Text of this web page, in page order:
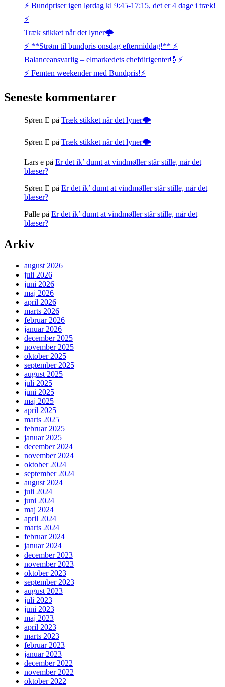
⚡️ Bundpriser igen lørdag kl 9:45-17:15, det er 4 dage i træk!
⚡️
Træk stikket når det lyner🌩️
⚡️ **Strøm til bundpris onsdag eftermiddag!** ⚡️
Balanceansvarlig – elmarkedets chefdirigenter🎼⚡
⚡️ Femten weekender med Bundpris!⚡️
Seneste kommentarer
Søren E på Træk stikket når det lyner🌩️
Søren E på Træk stikket når det lyner🌩️
Lars e på Er det ik’ dumt at vindmøller står stille, når det
blæser?
Søren E på Er det ik’ dumt at vindmøller står stille, når det
blæser?
Palle på Er det ik’ dumt at vindmøller står stille, når det
blæser?
Arkiv
august 2026
juli 2026
juni 2026
maj 2026
april 2026
marts 2026
februar 2026
januar 2026
december 2025
november 2025
oktober 2025
september 2025
august 2025
juli 2025
juni 2025
maj 2025
april 2025
marts 2025
februar 2025
januar 2025
december 2024
november 2024
oktober 2024
september 2024
august 2024
juli 2024
juni 2024
maj 2024
april 2024
marts 2024
februar 2024
januar 2024
december 2023
november 2023
oktober 2023
september 2023
august 2023
juli 2023
juni 2023
maj 2023
april 2023
marts 2023
februar 2023
januar 2023
december 2022
november 2022
oktober 2022